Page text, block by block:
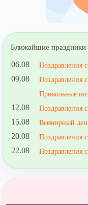
Ближайшие праздники
06.08 Поздравления
09.08
Поздравления
Прикольные
12.08 Поздравления
15.08 Всемирный
20.08 Поздравления
22.08 Поздравления